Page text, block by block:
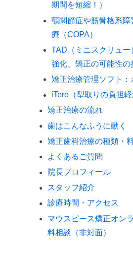
期間を短縮！）
顎関節症や筋骨格系障
療（COPA）
TAD（ミニスクリュー
強化、矯正の可能性の
矯正治療管理ソフト：
iTero（型取りの負担軽
矯正治療の流れ
歯はこんなふうに動く
矯正歯科治療の種類・
よくあるご質問
院長プロフィール
スタッフ紹介
診療時間・アクセス
マウスピース矯正オン
料相談（非対面）